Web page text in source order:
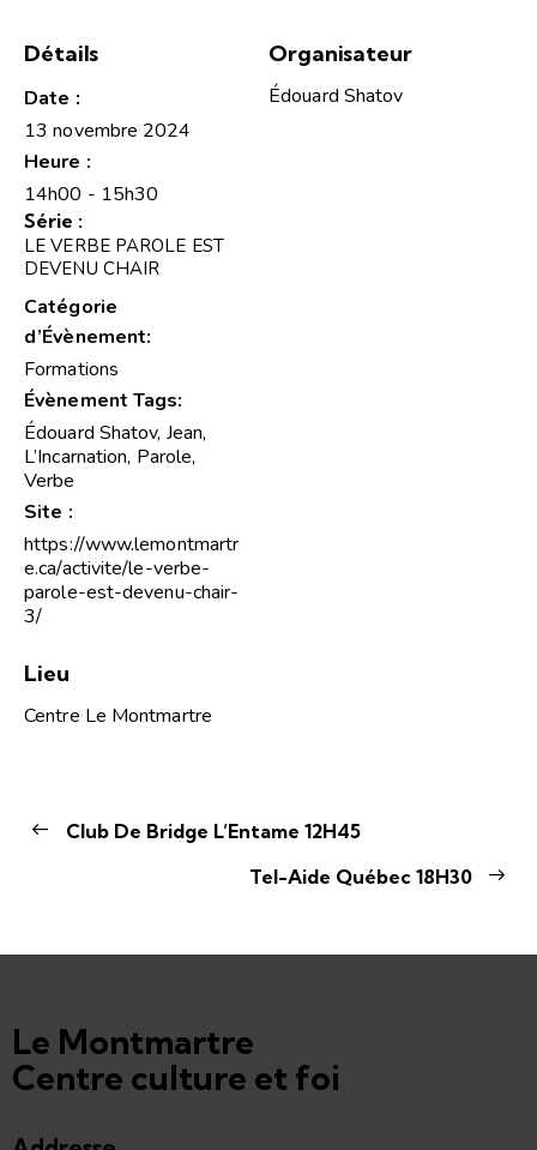
Détails
Date :
13 novembre 2024
Heure :
14h00 - 15h30
Série :
LE VERBE PAROLE EST
DEVENU CHAIR
Catégorie
d’Évènement:
Formations
Évènement Tags:
Édouard Shatov, Jean,
L’Incarnation, Parole,
Verbe
Site :
https://www.lemontmartr
e.ca/activite/le-verbe-
parole-est-devenu-chair-
3/
Organisateur
Édouard Shatov
Lieu
Centre Le Montmartre
Club De Bridge L’Entame 12H45
Tel-Aide Québec 18H30
Le Montmartre
Centre culture et foi